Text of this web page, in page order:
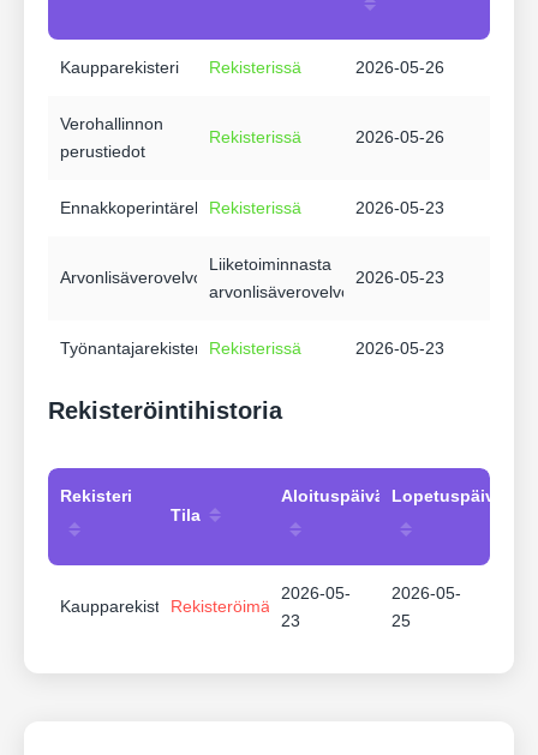
Kaupparekisteri Rekisterissä 2026-05-26
Verohallinnon
perustiedot
Rekisterissä 2026-05-26
EnnakkoperintärekisteriRekisterissä 2026-05-23
Arvonlisäverovelvollisuus
Liiketoiminnasta
arvonlisäverovelvollinen
2026-05-23
Työnantajarekisteri Rekisterissä 2026-05-23
Rekisteröintihistoria
Rekisteri
Tila
Aloituspäivämäärä
KaupparekisteriRekisteröimätön
2026-05-
23
2026-05-
25